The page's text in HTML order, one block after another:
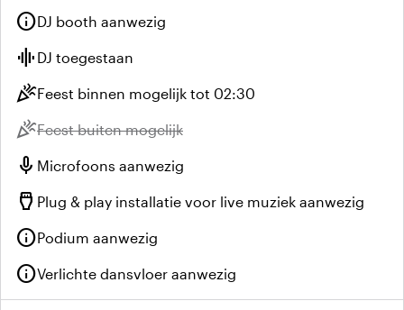
infoDJ booth aanwezig
graphic_eq DJ toegestaan
celebrationFeest binnen mogelijk tot 02:30
celebrationNiet beschikbaar:
Feest buiten mogelijk
mic Microfoons aanwezig
settings_input_hdmi Plug & play installatie voor live muziek aanwezig
infoPodium aanwezig
infoVerlichte dansvloer aanwezig